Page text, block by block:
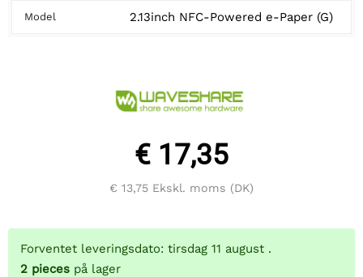
Model 2.13inch NFC-Powered e-Paper (G)
€ 17,35
€ 13,75 Ekskl. moms (DK)
Forventet leveringsdato: tirsdag 11 august .
2 pieces på lager